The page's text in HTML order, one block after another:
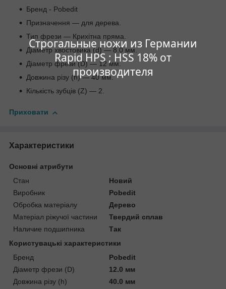
Строгальные ножи из Германии
Rapid HPS ; HSS 18% от
производителя
Бренд - Pobedit
Призначення — для дерева.
Тип фрези — Крихітна пряма.
Діаметр хвостовика (d) — 8.0 мм.
Діаметр фрези (D) — 12 мм.
Довжина різу (h) — 40 мм.
Кількість зубців (Z) — 2.
Приховати
Характеристики
Основні атрибути
Стан
Новий
Виробник
Pobedit
Обробка матеріалу
Дерево
Матеріал ріжучої частини
Твердий сплав
Наличие подшипника
Так
Користувацькі характеристики
Бренд
Pobedit
Діаметр фрези (D)
12.0 мм
Довжина різу (h)
40.0 мм